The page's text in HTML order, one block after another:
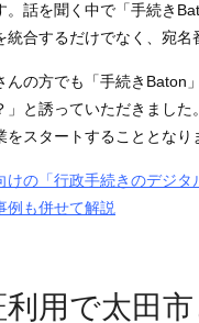
。話を聞く中で「手続き
合するだけでなく、宛名
んの方でも「手続きBaton
」と誘っていただきまし
スタートすることとなり
けの「行政手続きのデジ
例も併せて解説
利用で太田